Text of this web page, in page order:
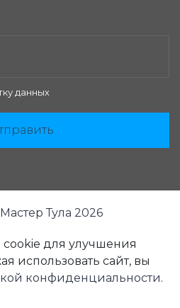
данных
Тула 2026
для улучшения
использовать сайт, вы
конфиденциальности.